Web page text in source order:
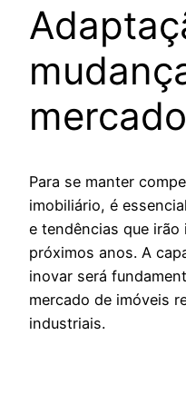
mercado
Para se manter
imobiliário, é
e tendências que
próximos anos. A
inovar será
mercado de imóveis
industriais.